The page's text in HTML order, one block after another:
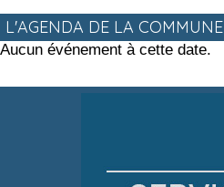
L'AGENDA DE LA COMMUNE
Aucun événement à cette date.